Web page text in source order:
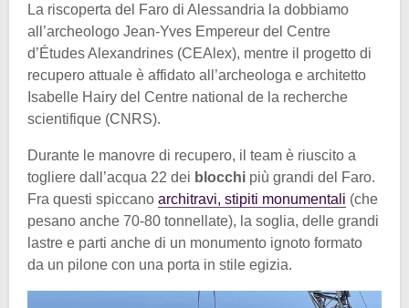
La riscoperta del Faro di Alessandria la dobbiamo
all’archeologo Jean-Yves Empereur del Centre
d’Études Alexandrines (CEAlex), mentre il progetto di
recupero attuale è affidato all’archeologa e architetto
Isabelle Hairy del Centre national de la recherche
scientifique (CNRS).
Durante le manovre di recupero, il team è riuscito a
togliere dall’acqua 22 dei blocchi più grandi del Faro.
Fra questi spiccano architravi, stipiti monumentali (che
pesano anche 70-80 tonnellate), la soglia, delle grandi
lastre e parti anche di un monumento ignoto formato
da un pilone con una porta in stile egizia.